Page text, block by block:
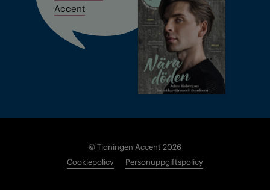
Accent
© Tidningen Accent 2026
Cookiepolicy
Personuppgiftspolicy